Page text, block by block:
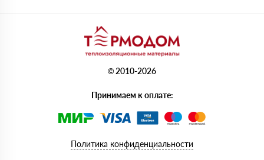
© 2010-2026
Принимаем к оплате:
Политика конфиденциальности